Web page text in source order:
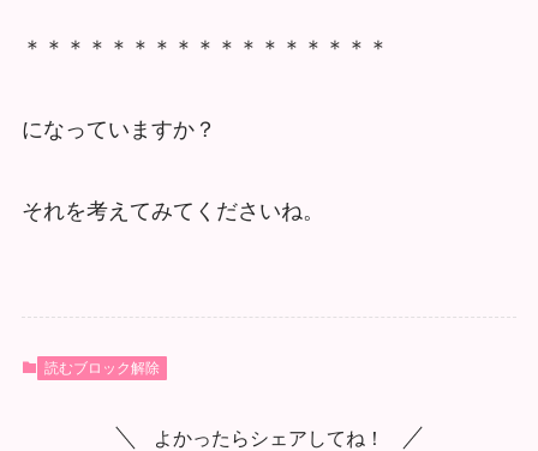
＊＊＊＊＊＊＊＊＊＊＊＊＊＊＊＊＊
になっていますか？
それを考えてみてくださいね。
読むブロック解除
よかったらシェアしてね！